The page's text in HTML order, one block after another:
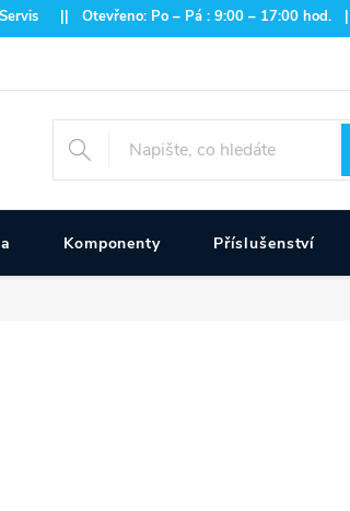
|| Otevřeno: Po – Pá : 9:00 – 17:00 hod.
Komponenty Příslušenství